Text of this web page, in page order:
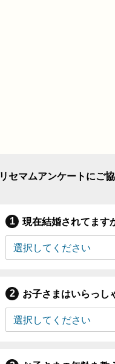
リセマムアンケートにご
現在結婚されてます
お子さまはいらっし